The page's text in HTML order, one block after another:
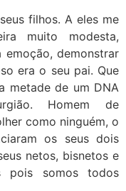
filhos. A eles me
muito modesta,
demonstrar
era o seu pai. Que
metade de um DNA
Homem de
como ninguém, o
os seus dois
netos, bisnetos e
pois somos todos